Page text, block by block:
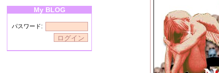
My BLOG
パスワード: